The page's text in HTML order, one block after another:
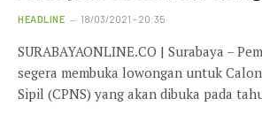
HEADLINE 18/03/2021 - 20:35
SURABAYAONLINE.CO | Surabaya –
segera membuka lowongan untuk
Sipil (CPNS) yang akan dibuka pada